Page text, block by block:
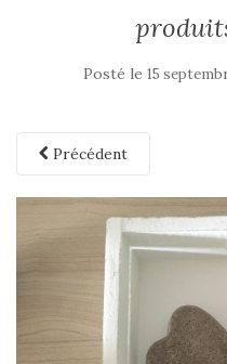
Posté le 15
Précédent